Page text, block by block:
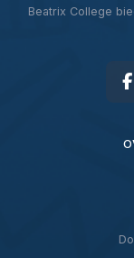
Beatrix College